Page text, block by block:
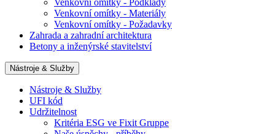
Venkovní omítky - Materiály
Venkovní omítky - Požadavky
Zahrada a zahradní architektura
Betony a inženýrské stavitelství
Nástroje & Služby
Nástroje & Služby
UFI kód
Udržitelnost
Kritéria ESG ve Fixit Gruppe